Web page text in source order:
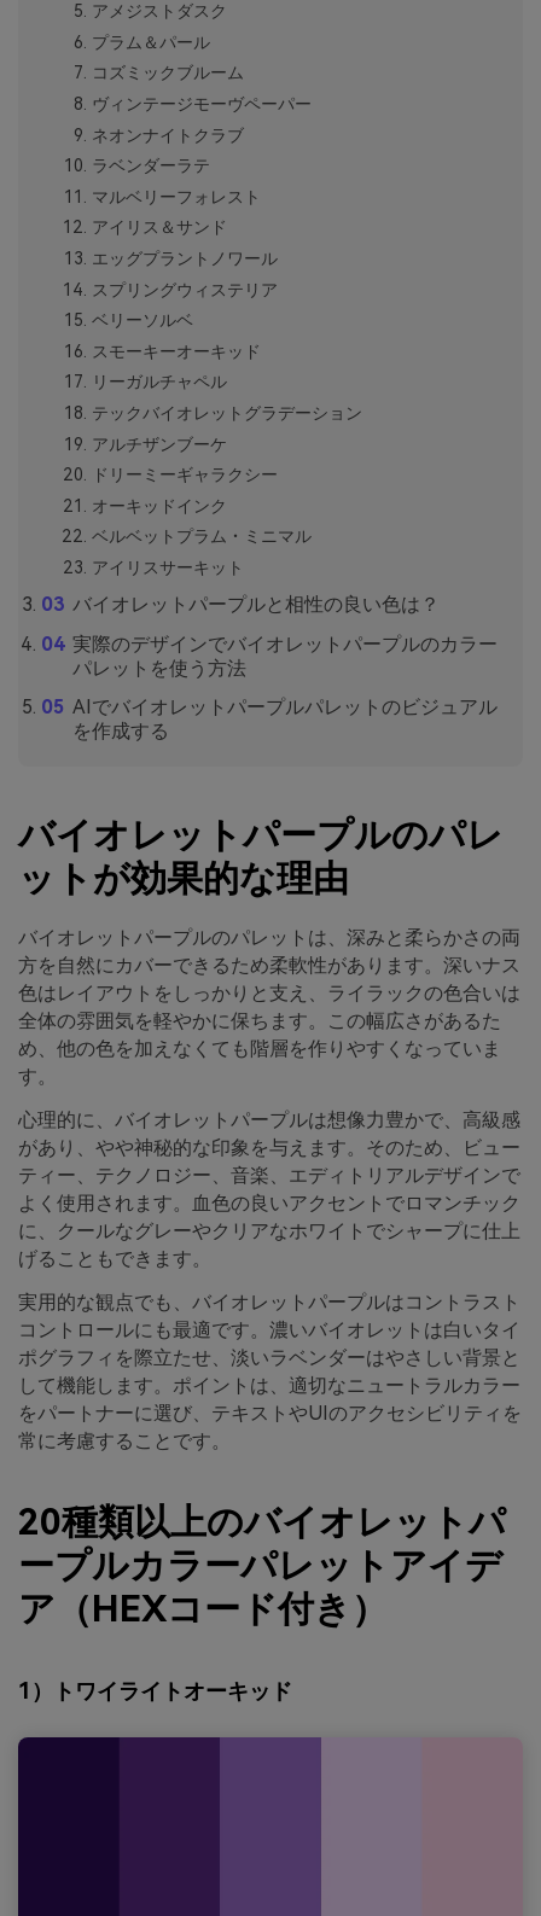
アメジストダスク
プラム＆パール
コズミックブルーム
ヴィンテージモーヴペーパー
ネオンナイトクラブ
ラベンダーラテ
マルベリーフォレスト
アイリス＆サンド
エッグプラントノワール
スプリングウィステリア
ベリーソルベ
スモーキーオーキッド
リーガルチャペル
テックバイオレットグラデーション
アルチザンブーケ
ドリーミーギャラクシー
オーキッドインク
ベルベットプラム・ミニマル
アイリスサーキット
バイオレットパープルと相性の良い色は？
実際のデザインでバイオレットパープルのカラー
パレットを使う方法
AIでバイオレットパープルパレットのビジュアル
を作成する
バイオレットパープルのパレ
ットが効果的な理由
バイオレットパープルのパレットは、深みと柔らかさの両
方を自然にカバーできるため柔軟性があります。深いナス
色はレイアウトをしっかりと支え、ライラックの色合いは
全体の雰囲気を軽やかに保ちます。この幅広さがあるた
め、他の色を加えなくても階層を作りやすくなっていま
す。
心理的に、バイオレットパープルは想像力豊かで、高級感
があり、やや神秘的な印象を与えます。そのため、ビュー
ティー、テクノロジー、音楽、エディトリアルデザインで
よく使用されます。血色の良いアクセントでロマンチック
に、クールなグレーやクリアなホワイトでシャープに仕上
げることもできます。
実用的な観点でも、バイオレットパープルはコントラスト
コントロールにも最適です。濃いバイオレットは白いタイ
ポグラフィを際立たせ、淡いラベンダーはやさしい背景と
して機能します。ポイントは、適切なニュートラルカラー
をパートナーに選び、テキストやUIのアクセシビリティを
常に考慮することです。
20種類以上のバイオレットパ
ープルカラーパレットアイデ
ア（HEXコード付き）
1）トワイライトオーキッド